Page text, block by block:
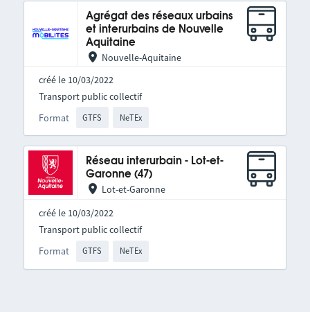
Agrégat des réseaux urbains
et interurbains de Nouvelle
Aquitaine
Nouvelle-Aquitaine
créé le 10/03/2022
Format GTFS NeTEx
Transport public collectif
Réseau interurbain - Lot-et-
Garonne (47)
Lot-et-Garonne
créé le 10/03/2022
Format GTFS NeTEx
Transport public collectif